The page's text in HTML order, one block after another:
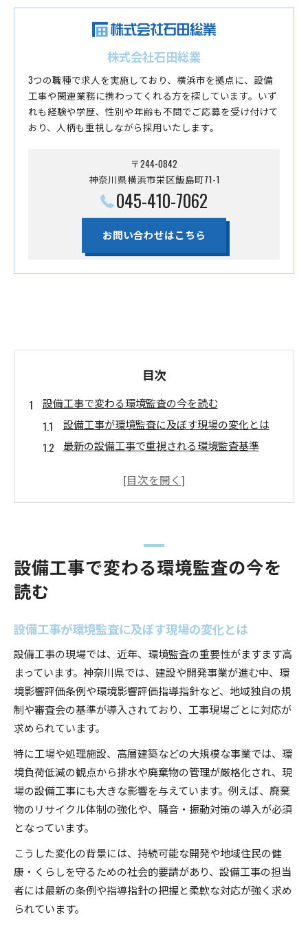
株式会社石田総業
3つの職種で求人を実施しており、横浜市を拠点に、設備
工事や関連業務に携わってくれる方を探しています。いず
れも経験や学歴、性別や年齢も不問でご応募を受け付けて
おり、人柄も重視しながら採用いたします。
〒244-0842
神奈川県横浜市栄区飯島町71-1
045-410-7062
お問い合わせはこちら
目次
設備工事で変わる環境監査の今を読む
設備工事が環境監査に及ぼす現場の変化とは
最新の設備工事で重視される環境監査基準
現場で求められる設備工事と環境監査の連携力
設備工事が関わる環境影響評価条例の要点
環境影響評価条例と設備工事の実務連携とは
設備工事の計画段階で考える条例遵守の方法
神奈川県における設備工事の審査動向
設備工事における神奈川県の審査基準の変化
設備工事現場が注目すべき審査動向を分析
神奈川県の審査手続で設備工事が問われる視点
設備工事の審査過程で重視される環境配慮
環境監査が求める設備工事の新基準解明
設備工事で必要な環境監査の新基準とは
現場で活かす設備工事の環境監査対応策
新基準で変わる設備工事の監査ポイント
設備工事担当者が実践する監査基準の理解
設備工事の品質向上に役立つ環境監査新基準
設備工事事業を巡る環境負荷への現場対応策
設備工事で変わる環境監査の今を
読む
設備工事が環境監査に及ぼす現場の変化とは
設備工事の現場では、近年、環境監査の重要性がますます高
まっています。神奈川県では、建設や開発事業が進む中、環
境影響評価条例や環境影響評価指導指針など、地域独自の規
制や審査会の基準が導入されており、工事現場ごとに対応が
求められています。
特に工場や処理施設、高層建築などの大規模な事業では、環
境負荷低減の観点から排水や廃棄物の管理が厳格化され、現
場の設備工事にも大きな影響を与えています。例えば、廃棄
物のリサイクル体制の強化や、騒音・振動対策の導入が必須
となっています。
こうした変化の背景には、持続可能な開発や地域住民の健
康・くらしを守るための社会的要請があり、設備工事の担当
者には最新の条例や指導指針の把握と柔軟な対応が強く求め
られています。